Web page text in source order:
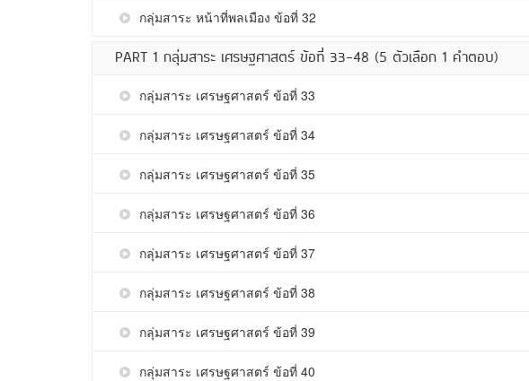
กลุ่มสาระ หน้าที่พลเมือง ข้อที่ 32
PART 1 กลุ่มสาระ เศรษฐศาสตร์ ข้อที่ 33-48 (5 ตัวเลือก 1 คำตอบ)
กลุ่มสาระ เศรษฐศาสตร์ ข้อที่ 33
กลุ่มสาระ เศรษฐศาสตร์ ข้อที่ 34
กลุ่มสาระ เศรษฐศาสตร์ ข้อที่ 35
กลุ่มสาระ เศรษฐศาสตร์ ข้อที่ 36
กลุ่มสาระ เศรษฐศาสตร์ ข้อที่ 37
กลุ่มสาระ เศรษฐศาสตร์ ข้อที่ 38
กลุ่มสาระ เศรษฐศาสตร์ ข้อที่ 39
กลุ่มสาระ เศรษฐศาสตร์ ข้อที่ 40